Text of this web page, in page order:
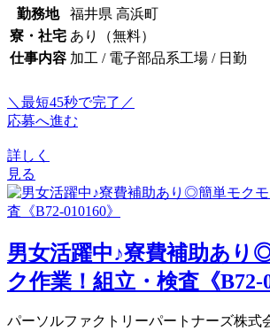
勤務地
福井県 高浜町
寮・社宅 あり（無料）
仕事内容 加工 / 電子部品系工場 / 日勤
＼最短45秒で完了／
応募へ進む
詳しく
見る
男女活躍中♪寮費補助あり
ク作業！組立・検査《B72-
パーソルファクトリーパートナーズ株式